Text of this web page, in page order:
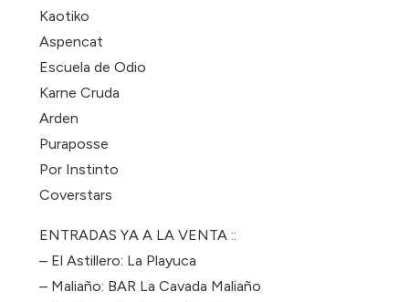
Kaotiko
Aspencat
Escuela de Odio
Karne Cruda
Arden
Puraposse
Por Instinto
Coverstars
ENTRADAS YA A LA VENTA ::
– El Astillero: La Playuca
– Maliaño: BAR La Cavada Maliaño